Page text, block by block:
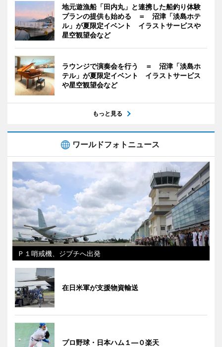
地元遊漁船「田内丸」と連携した船釣り体験
プランの提供も始める ＝ 沼津「淡島ホテ
ル」が夏限定イベント イラストサービスや
星空観望会など
ラウンジで演奏会を行う ＝ 沼津「淡島ホ
テル」が夏限定イベント イラストサービス
や星空観望会など
もっと見る
ワールドフォトニュース
Ｐ１哨戒機、ジブチへ出発
在日米軍が支援物資輸送
プロ野球・日本ハム１―０楽天